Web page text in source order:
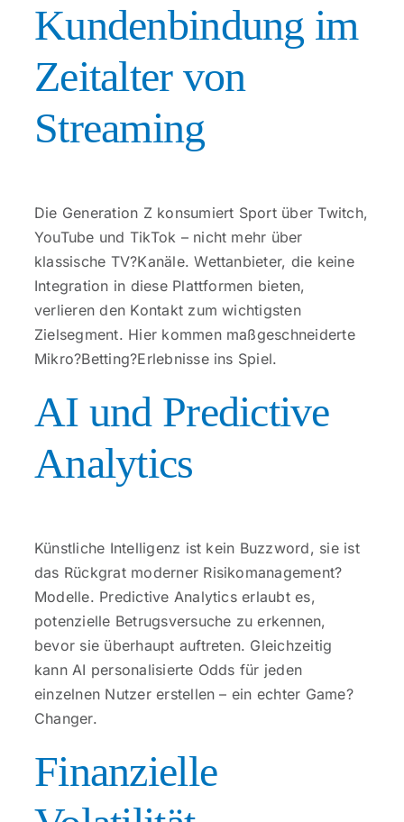
Kundenbindung im
Zeitalter von
Streaming
Die Generation Z konsumiert Sport über Twitch,
YouTube und TikTok – nicht mehr über
klassische TV?Kanäle. Wettanbieter, die keine
Integration in diese Plattformen bieten,
verlieren den Kontakt zum wichtigsten
Zielsegment. Hier kommen maßgeschneiderte
Mikro?Betting?Erlebnisse ins Spiel.
AI und Predictive
Analytics
Künstliche Intelligenz ist kein Buzzword, sie ist
das Rückgrat moderner Risikomanagement?
Modelle. Predictive Analytics erlaubt es,
potenzielle Betrugsversuche zu erkennen,
bevor sie überhaupt auftreten. Gleichzeitig
kann AI personalisierte Odds für jeden
einzelnen Nutzer erstellen – ein echter Game?
Changer.
Finanzielle